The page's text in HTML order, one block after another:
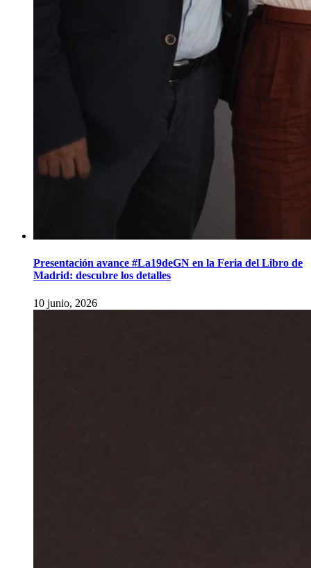
Presentación avance #La19deGN en la Feria del Libro de
Madrid: descubre los detalles
10 junio, 2026